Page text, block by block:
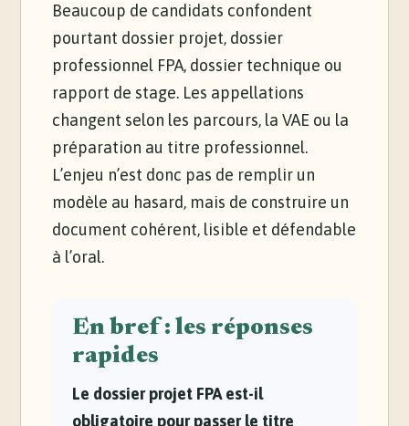
Beaucoup de candidats confondent
pourtant dossier projet, dossier
professionnel FPA, dossier technique ou
rapport de stage. Les appellations
changent selon les parcours, la VAE ou la
préparation au titre professionnel.
L’enjeu n’est donc pas de remplir un
modèle au hasard, mais de construire un
document cohérent, lisible et défendable
à l’oral.
En bref : les réponses
rapides
Le dossier projet FPA est-il
obligatoire pour passer le titre